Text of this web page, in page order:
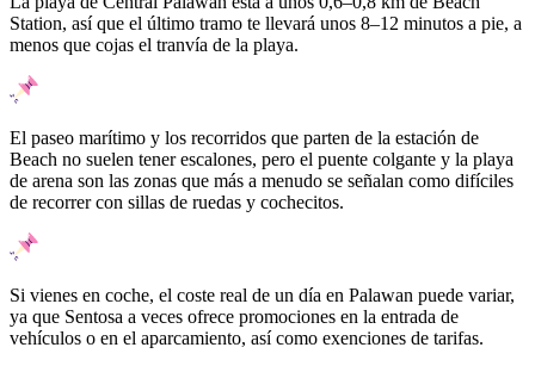
Station, así que el último tramo te llevará unos 8–12 minutos a pie, a
menos que cojas el tranvía de la playa.
El paseo marítimo y los recorridos que parten de la estación de
Beach no suelen tener escalones, pero el puente colgante y la playa
de arena son las zonas que más a menudo se señalan como difíciles
de recorrer con sillas de ruedas y cochecitos.
Si vienes en coche, el coste real de un día en Palawan puede variar,
ya que Sentosa a veces ofrece promociones en la entrada de
vehículos o en el aparcamiento, así como exenciones de tarifas.